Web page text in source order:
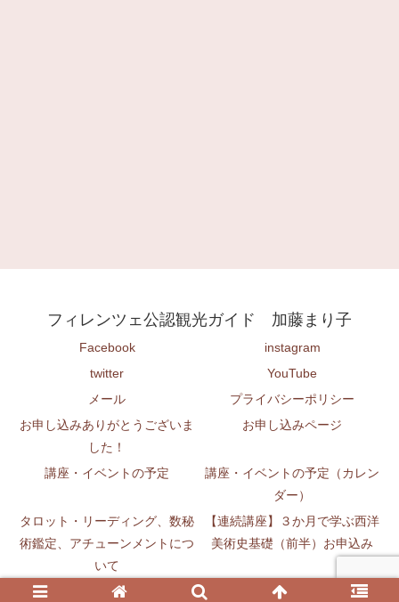
フィレンツェ公認観光ガイド 加藤まり子
Facebook
instagram
twitter
YouTube
メール
プライバシーポリシー
お申し込みありがとうございま
した！
お申し込みページ
講座・イベントの予定
講座・イベントの予定（カレン
ダー）
タロット・リーディング、数秘
術鑑定、アチューンメントにつ
いて
【連続講座】３か月で学ぶ西洋
美術史基礎（前半）お申込み
© 2017 フィレンツェ公認観光ガイド 加藤まり子.